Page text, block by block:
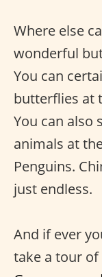
Where else
wonderful
You can
butterflies at
You can also
animals at
Penguins.
just endless.
And if ever
take a tour of